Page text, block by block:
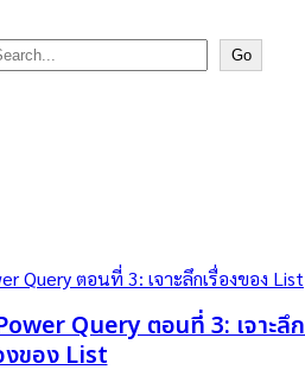
Go
Query ตอนที่ 3: เจาะลึก
งของ List